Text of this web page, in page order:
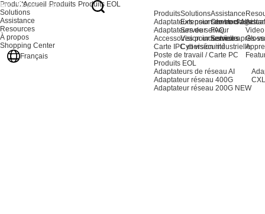
Produits
Adaptateurs pour serveurs AI
Adaptateurs de serveur
Accessoires pour serveurs
Carte IPC et vision industrielle
Poste de travail / Carte PC
Produits EOL
Adaptateurs de réseau AI
Adaptateur réseau 400G
Adaptateur réseau 200G NEW
Solutions
Extension du stockage
Serveur
Vision industrielle
Cybersécurité
Assistance
Centre
FAQ
Service après-
Video
Produits
Solutions
Assistance
Resources
À propos
Shopping Center
Français
Accueil Produits Produits EOL